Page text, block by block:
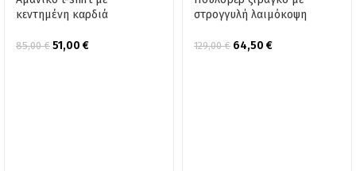
κεντημένη καρδιά
85,00€ 51,00 €
στρογγυλή λαιμόκοψη
129,00€ 64,50 €